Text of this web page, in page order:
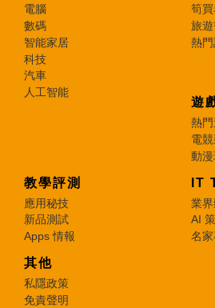
電腦
數碼
智能家居
科技
汽車
人工智能
筍
旅
熱
遊
熱
電
動
教學評測
應用秘技
新品測試
Apps 情報
IT
業
AI
名
其他
私隱政策
免責聲明